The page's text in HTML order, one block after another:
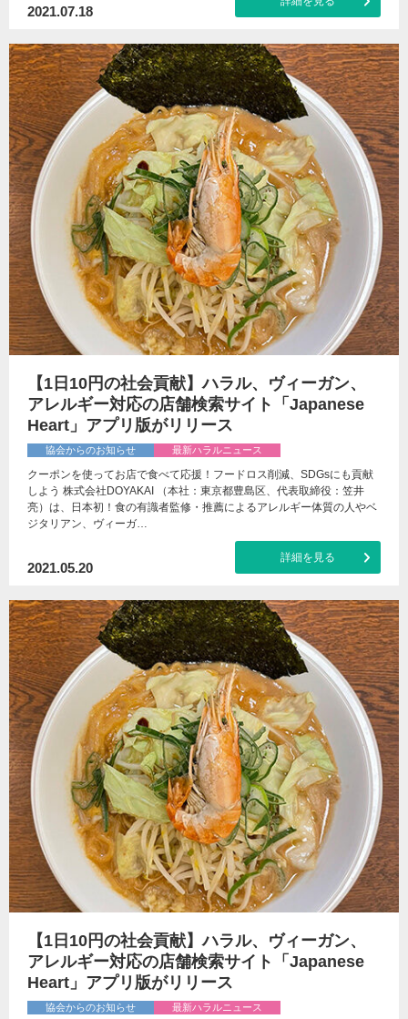
2021.07.18
【1日10円の社会貢献】ハラル、ヴィーガン、
アレルギー対応の店舗検索サイト「Japanese
Heart」アプリ版がリリース
協会からのお知らせ 最新ハラルニュース
クーポンを使ってお店で食べて応援！フードロス削減、SDGsにも貢献
しよう 株式会社DOYAKAI （本社：東京都豊島区、代表取締役：笠井
亮）は、日本初！食の有識者監修・推薦によるアレルギー体質の人やベ
ジタリアン、ヴィーガ…
2021.05.20
詳細を見る
【1日10円の社会貢献】ハラル、ヴィーガン、
アレルギー対応の店舗検索サイト「Japanese
Heart」アプリ版がリリース
協会からのお知らせ 最新ハラルニュース